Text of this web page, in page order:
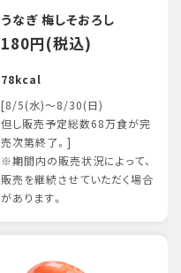
うなぎ 梅しそおろし
180円(税込)
78kcal
[8/5(水)～8/30(日)
但し販売予定総数68万食が完
売次第終了。]
※期間内の販売状況によって、
販売を継続させていただく場合
があります。